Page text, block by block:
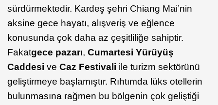
sürdürmektedir. Kardeş şehri Chiang Mai’nin
aksine gece hayatı, alışveriş ve eğlence
konusunda çok daha az çeşitliliğe sahiptir.
Fakatgece pazarı, Cumartesi Yürüyüş
Caddesi ve Caz Festivali ile turizm sektörünü
geliştirmeye başlamıştır. Rıhtımda lüks otellerin
bulunmasına rağmen bu bölgenin çok geliştiği